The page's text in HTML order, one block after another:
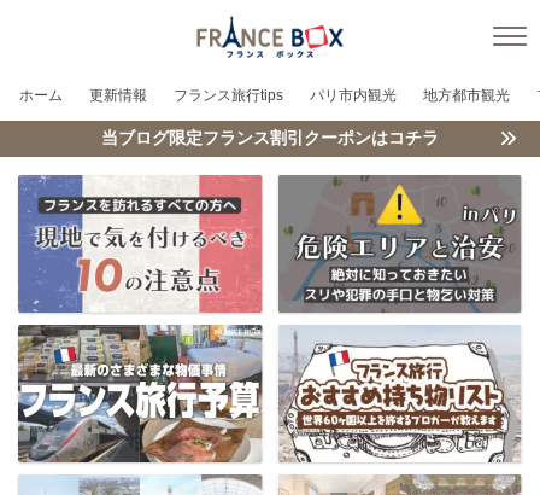
ホーム 更新情報 フランス旅行tips パリ市内観光 地方都市観光
当ブログ限定フランス割引クーポンはコチラ